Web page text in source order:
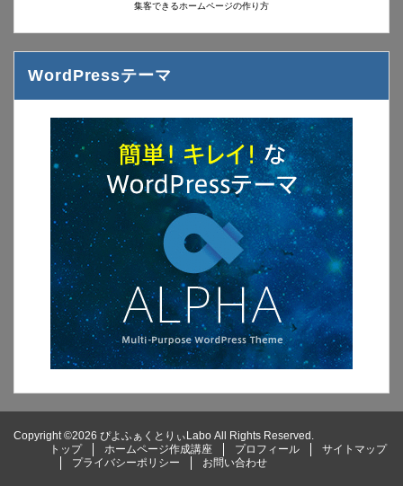
集客できるホームページの作り方
WordPressテーマ
Copyright ©2026 ぴよふぁくとりぃLabo All Rights Reserved.
トップ
ホームページ作成講座 プロフィール
サイトマップ
プライバシーポリシー
お問い合わせ